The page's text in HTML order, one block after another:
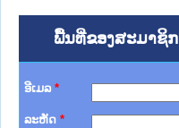
ພື້ນທີ່ຂອງສະມາຊິກ
ອີເມລ *
ລະຫັດ *